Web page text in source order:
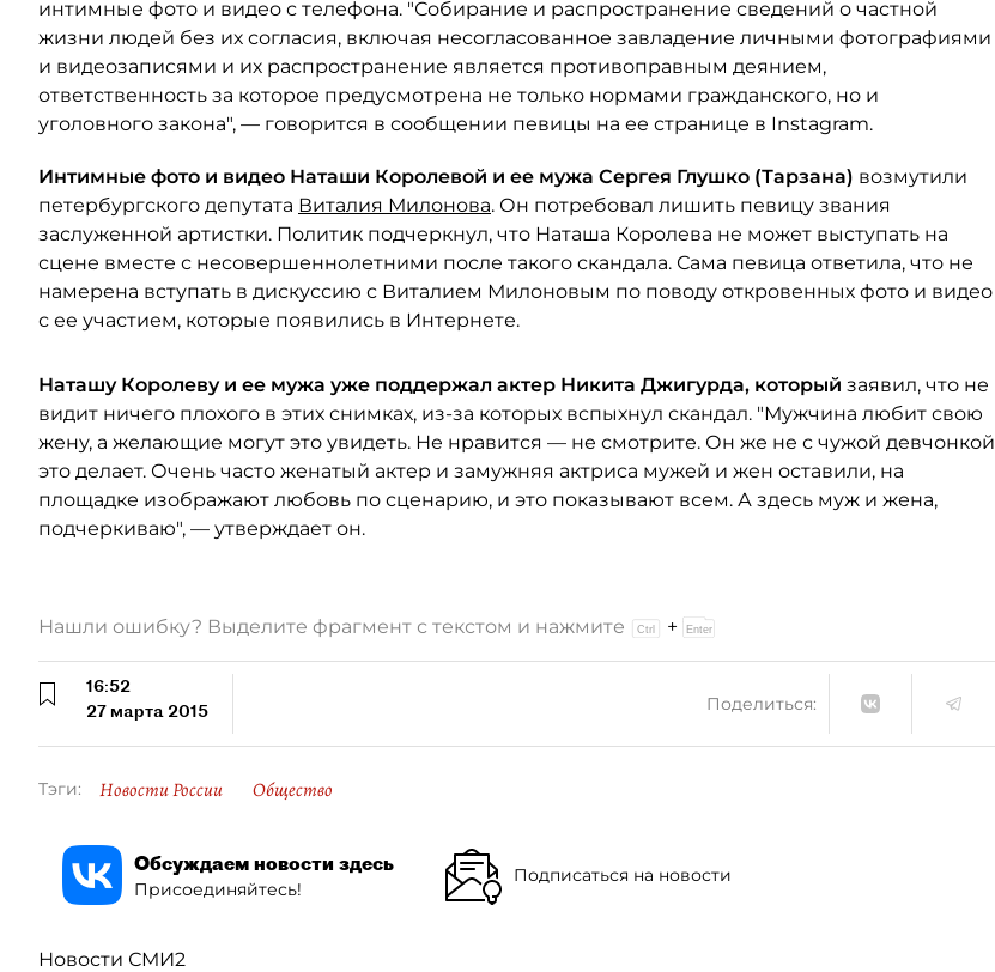
интимные фото и видео с телефона. "Собирание и распространение сведений о частной
жизни людей без их согласия, включая несогласованное завладение личными фотографиями
и видеозаписями и их распространение является противоправным деянием,
ответственность за которое предусмотрена не только нормами гражданского, но и
уголовного закона", — говорится в сообщении певицы на ее странице в Instagram.
Интимные фото и видео Наташи Королевой и ее мужа Сергея Глушко (Тарзана) возмутили
петербургского депутата Виталия Милонова. Он потребовал лишить певицу звания
заслуженной артистки. Политик подчеркнул, что Наташа Королева не может выступать на
сцене вместе с несовершеннолетними после такого скандала. Сама певица ответила, что не
намерена вступать в дискуссию с Виталием Милоновым по поводу откровенных фото и видео
с ее участием, которые появились в Интернете.
Наташу Королеву и ее мужа уже поддержал актер Никита Джигурда, который заявил, что не
видит ничего плохого в этих снимках, из-за которых вспыхнул скандал. "Мужчина любит свою
жену, а желающие могут это увидеть. Не нравится — не смотрите. Он же не с чужой девчонкой
это делает. Очень часто женатый актер и замужняя актриса мужей и жен оставили, на
площадке изображают любовь по сценарию, и это показывают всем. А здесь муж и жена,
подчеркиваю", — утверждает он.
Нашли ошибку? Выделите фрагмент с текстом и нажмите +
16:52
27 марта 2015
Поделиться:
Тэги: Новости России Общество
Обсуждаем новости здесь
Присоединяйтесь!
Подписаться на новости
Новости СМИ2